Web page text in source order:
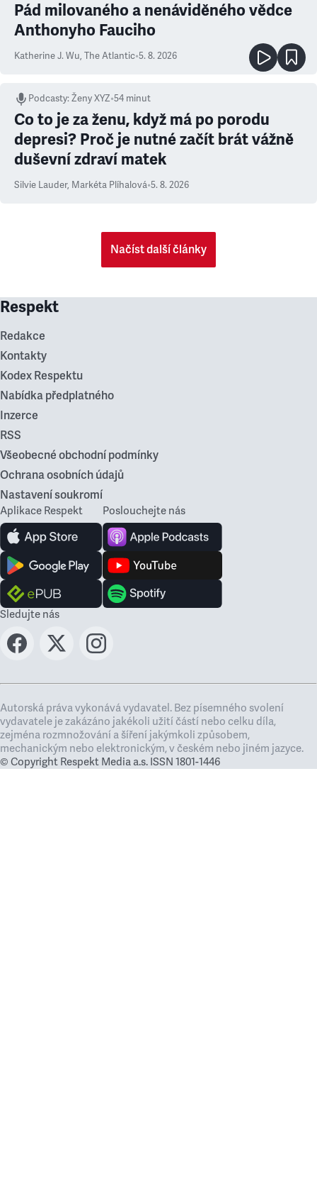
Pád milovaného a nenáviděného vědce
Anthonyho Fauciho
Katherine J. Wu, The Atlantic•5. 8. 2026
Podcasty:Ženy XYZ•54 minut
Co to je za ženu, když má po porodu
depresi? Proč je nutné začít brát vážně
duševní zdraví matek
Silvie Lauder, Markéta Plíhalová•5. 8. 2026
Načíst další články
Respekt
Redakce
Kontakty
Kodex Respektu
Nabídka předplatného
Inzerce
RSS
Všeobecné obchodní podmínky
Ochrana osobních údajů
Nastavení soukromí
Aplikace Respekt Poslouchejte nás
Sledujte nás
Autorská práva vykonává vydavatel. Bez písemného svolení
vydavatele je zakázáno jakékoli užití částí nebo celku díla,
zejména rozmnožování a šíření jakýmkoli způsobem,
mechanickým nebo elektronickým, v českém nebo jiném jazyce.
© Copyright Respekt Media a.s. ISSN 1801-1446